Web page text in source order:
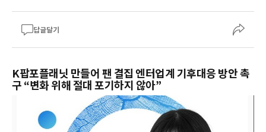
답글달기
K팝포플래닛 만들어 팬 결집 엔터업계 기후대응 방안 촉
구 “변화 위해 절대 포기하지 않아”